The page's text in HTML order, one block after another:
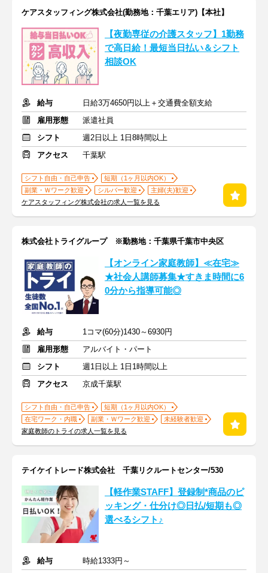
ケアスタッフィング株式会社(勤務地：千葉エリア)【本社】
【夜勤専従の介護スタッフ】1勤務
で高日給！最短当日払い＆シフト
相談OK
給与
日給3万4650円以上＋交通費全額支給
雇用形態
派遣社員
シフト
週2日以上 1日8時間以上
アクセス
千葉駅
シフト自由・自己申告
短期（1ヶ月以内OK）
副業・Ｗワーク歓迎
シルバー歓迎
主婦(夫)歓迎
ケアスタッフィング株式会社の求人一覧を見る
株式会社トライグループ ※勤務地：千葉県千葉市中央区
【オンライン家庭教師】≪在宅≫
★社会人講師募集★すきま時間に6
0分から指導可能◎
給与
1コマ(60分)1430～6930円
雇用形態
アルバイト・パート
シフト
週1日以上 1日1時間以上
アクセス
京成千葉駅
シフト自由・自己申告
短期（1ヶ月以内OK）
在宅ワーク・内職
副業・Ｗワーク歓迎
未経験者歓迎
家庭教師のトライの求人一覧を見る
テイケイトレード株式会社 千葉リクルートセンター/530
【軽作業STAFF】登録制*商品のピ
ッキング・仕分け◎日払/短期も◎
選べるシフト♪
給与
時給1333円～